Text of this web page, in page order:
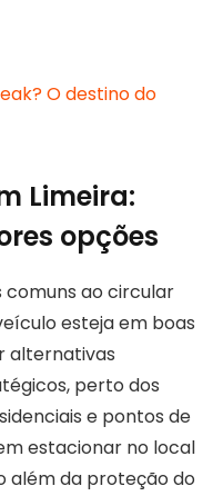
O destino do
Limeira:
opções
comuns ao circular
esteja em boas
alternativas
perto dos
e pontos de
estacionar no local
além da proteção do